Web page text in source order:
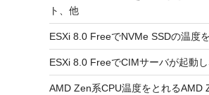
ト、他
ESXi 8.0 FreeでNVMe SSDの温度
ESXi 8.0 FreeでCIMサーバが起動
AMD Zen系CPU温度をとれるAMD